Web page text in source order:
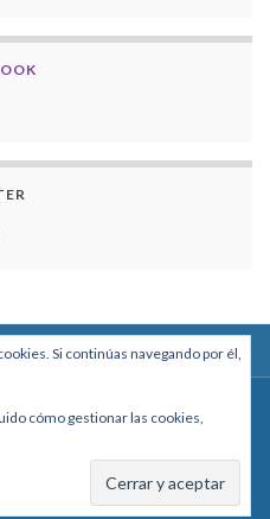
Edificio Arcadia, Mezzanine, Of. 101
73027636
Si continúas navegando por él,
cómo gestionar las cookies,